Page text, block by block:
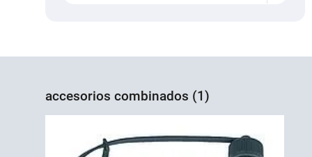
accesorios combinados (1)